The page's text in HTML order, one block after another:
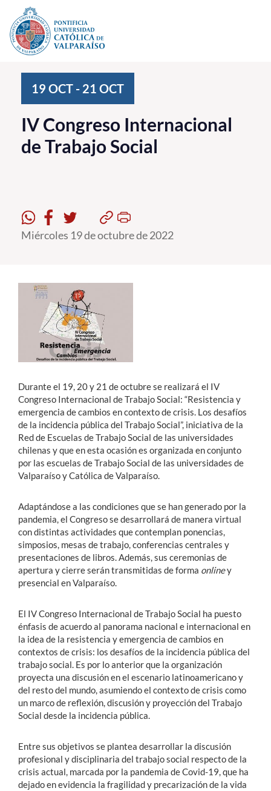
Click acá para ir directamente al contenido
Investigación, Creación e Innovación
PUCV Internacional
Vinculación con el Medio
Pregrado
Postgrado
Estudiantes
Académicos
Funcionarios
English
19 OCT - 21 OCT
IV Congreso Internacional
de Trabajo Social
Miércoles 19 de octubre de 2022
Durante el 19, 20 y 21 de octubre se realizará el IV
Congreso Internacional de Trabajo Social: “Resistencia y
emergencia de cambios en contexto de crisis. Los desafíos
de la incidencia pública del Trabajo Social”, iniciativa de la
Red de Escuelas de Trabajo Social de las universidades
chilenas y que en esta ocasión es organizada en conjunto
por las escuelas de Trabajo Social de las universidades de
Valparaíso y Católica de Valparaíso.
Adaptándose a las condiciones que se han generado por la
pandemia, el Congreso se desarrollará de manera virtual
con distintas actividades que contemplan ponencias,
simposios, mesas de trabajo, conferencias centrales y
presentaciones de libros. Además, sus ceremonias de
apertura y cierre serán transmitidas de forma onliney
presencial en Valparaíso.
El IV Congreso Internacional de Trabajo Social ha puesto
énfasis de acuerdo al panorama nacional e internacional en
la idea de la resistencia y emergencia de cambios en
contextos de crisis: los desafíos de la incidencia pública del
trabajo social. Es por lo anterior que la organización
proyecta una discusión en el escenario latinoamericano y
del resto del mundo, asumiendo el contexto de crisis como
un marco de reflexión, discusión y proyección del Trabajo
Social desde la incidencia pública.
Entre sus objetivos se plantea desarrollar la discusión
profesional y disciplinaria del trabajo social respecto de la
crisis actual, marcada por la pandemia de Covid-19, que ha
dejado en evidencia la fragilidad y precarización de la vida